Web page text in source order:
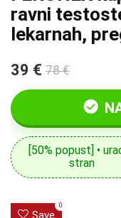
ravni
lekarnah,
39 € 78 €
[50% popust] •
stran
Save
0